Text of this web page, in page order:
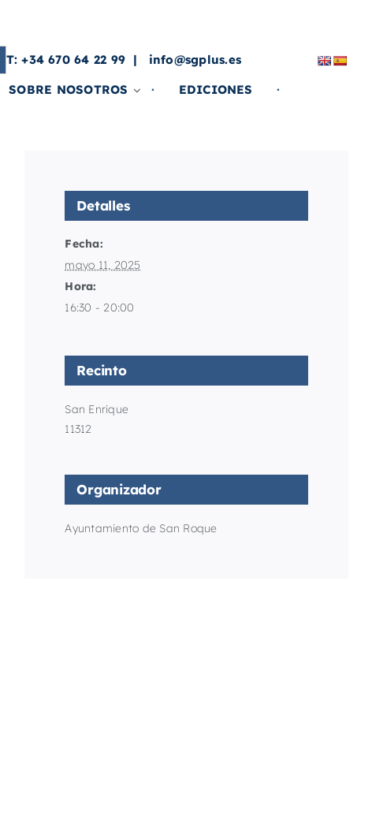
T: +34 670 64 22 99
info@sgplus.es
SOBRE NOSOTROS EDICIONES
Detalles
Fecha:
mayo 11, 2025
Hora:
16:30 - 20:00
Recinto
San Enrique
11312
Organizador
Ayuntamiento de San Roque